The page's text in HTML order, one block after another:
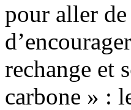
pour aller
rechange et
carbone » :